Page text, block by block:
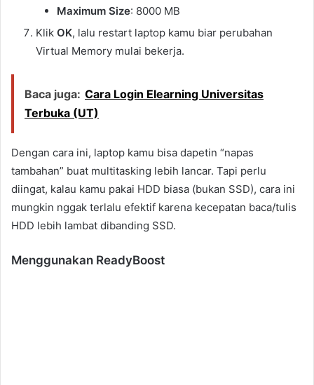
Maximum Size: 8000 MB
Klik OK, lalu restart laptop kamu biar perubahan
Virtual Memory mulai bekerja.
Baca juga: Cara Login Elearning Universitas
Terbuka (UT)
Dengan cara ini, laptop kamu bisa dapetin “napas
tambahan” buat multitasking lebih lancar. Tapi perlu
diingat, kalau kamu pakai HDD biasa (bukan SSD), cara ini
mungkin nggak terlalu efektif karena kecepatan baca/tulis
HDD lebih lambat dibanding SSD.
Menggunakan ReadyBoost